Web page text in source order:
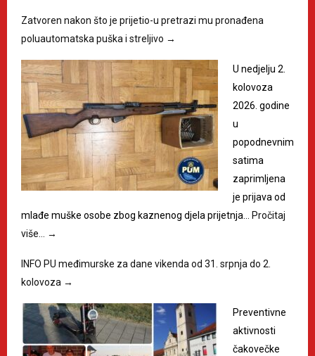
Zatvoren nakon što je prijetio-u pretrazi mu pronađena
poluautomatska puška i streljivo →
U nedjelju 2.
kolovoza
2026. godine
u
popodnevnim
satima
zaprimljena
je prijava od
mlađe muške osobe zbog kaznenog djela prijetnja…
Pročitaj
više…
→
INFO PU međimurske za dane vikenda od 31. srpnja do 2.
kolovoza →
Preventivne
aktivnosti
čakovečke